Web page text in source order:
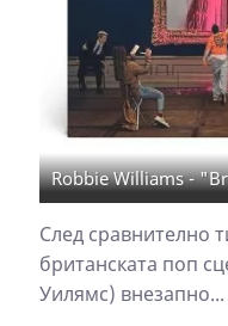
Robbie Williams -
След сравнително
британската поп
Уилямс) внезапно...